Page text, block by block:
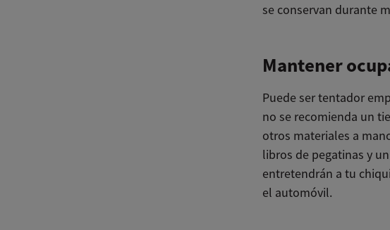
se conservan durante
Mantener
Puede ser tentador
no se recomienda un
otros materiales a
libros de pegatinas y
entretendrán a tu
el automóvil.